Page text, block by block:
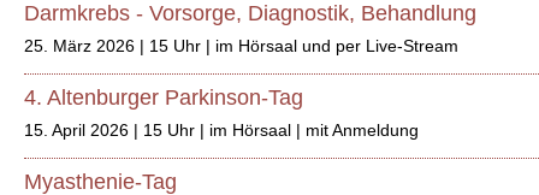
Darmkrebs - Vorsorge, Diagnostik, Behandlung
25. März 2026 | 15 Uhr | im Hörsaal und per Live-Stream
4. Altenburger Parkinson-Tag
15. April 2026 | 15 Uhr | im Hörsaal | mit Anmeldung
Myasthenie-Tag